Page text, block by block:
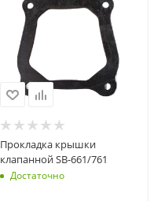
Прокладка крышки
клапанной SB-661/761
Достаточно